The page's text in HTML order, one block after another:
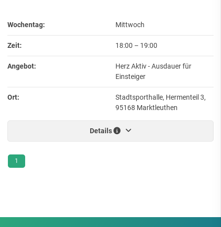
Wochentag: Mittwoch
Zeit: 18:00 – 19:00
Angebot:
Herz Aktiv - Ausdauer für
Einsteiger
Ort:
Stadtsporthalle, Hermenteil 3,
95168 Marktleuthen
Details
1